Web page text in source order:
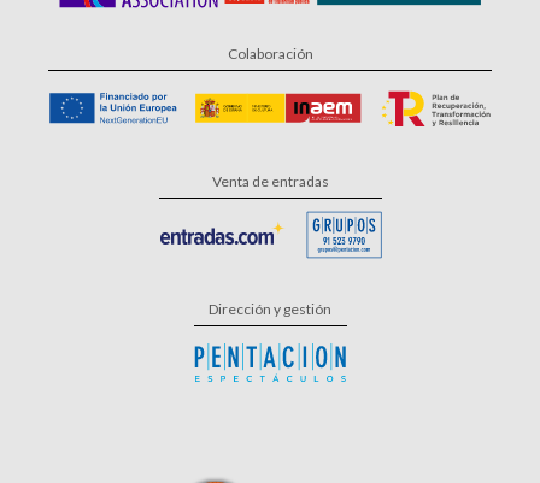
Colaboración
Venta de entradas
Dirección y gestión